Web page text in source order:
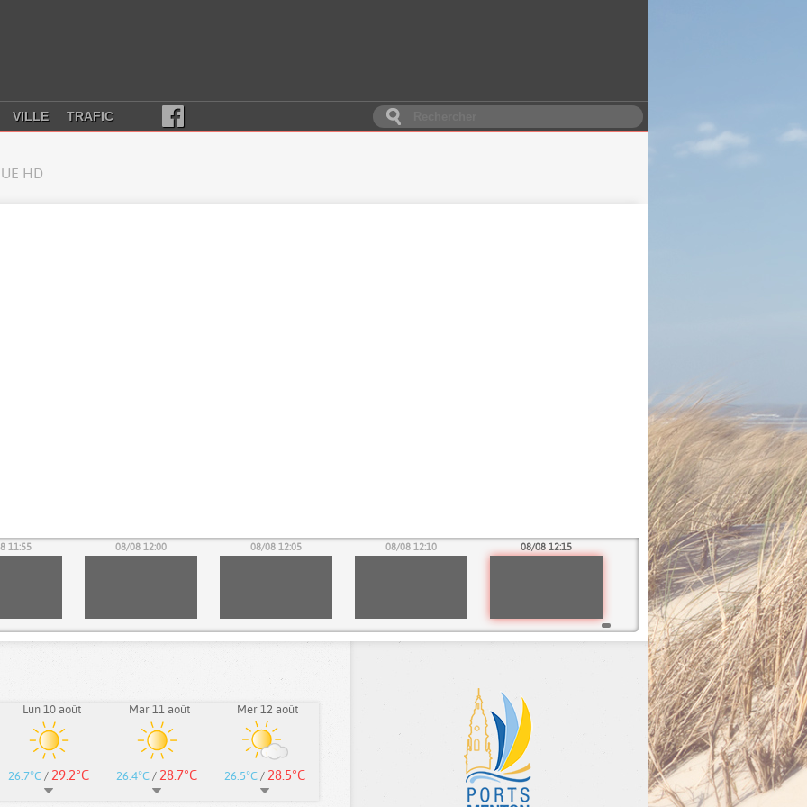
VILLE TRAFIC
HD
11:55 08/08 12:00 08/08 12:05 08/08 12:10 08/08 12:15
Lun 10 août
26.7°C / 29.2°C
Mar 11 août
26.4°C / 28.7°C
Mer 12 août
26.5°C / 28.5°C